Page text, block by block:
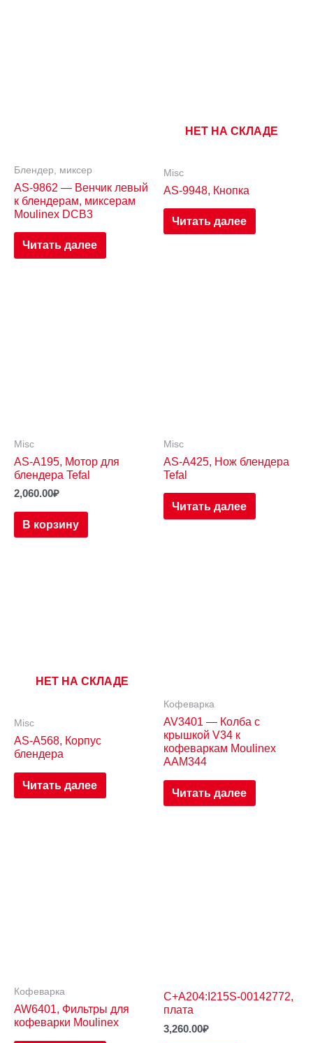
Блендер, миксер
AS-9862 — Венчик левый
к блендерам, миксерам
Moulinex DCB3
Читать далее
НЕТ НА СКЛАДЕ
Misc
AS-9948, Кнопка
Читать далее
Misc
AS-A195, Мотор для
блендера Tefal
2,060.00₽
В корзину
Misc
AS-A425, Нож блендера
Tefal
Читать далее
НЕТ НА СКЛАДЕ
Misc
AS-A568, Корпус
блендера
Читать далее
Кофеварка
AV3401 — Колба с
крышкой V34 к
кофеваркам Moulinex
AAM344
Читать далее
Кофеварка
AW6401, Фильтры для
кофеварки Moulinex
C+A204:I215S-00142772,
плата
3,260.00₽